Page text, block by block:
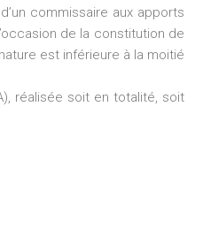
commissaire aux apports
de la constitution de
est inférieure à la moitié
réalisée soit en totalité, soit